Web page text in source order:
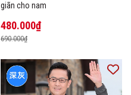
giãn cho nam
480.000₫
690.000₫